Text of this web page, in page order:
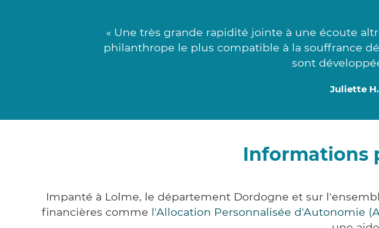
« Une très grande rapidité jointe à une écoute
philanthrope le plus compatible à la souffrance
sont
Juliette H.
Informations
Impanté à Lolme, le département Dordogne et sur
financières comme l'Allocation Personnalisée d'Autonomie